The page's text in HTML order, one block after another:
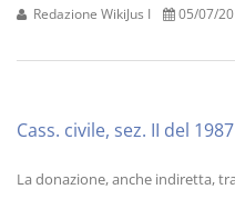
Redazione WikiJus I 05/07/
Cass. civile, sez. II del
La donazione, anche indiretta,